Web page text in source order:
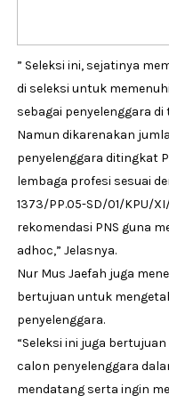
” Seleksi ini, sejatinya
di seleksi untuk
sebagai penyelenggara di
Namun dikarenakan
penyelenggara ditingkat
lembaga profesi sesuai
1373/PP.05-SD/01/KPU/
rekomendasi PNS guna
adhoc,” Jelasnya.
Nur Mus Jaefah juga
bertujuan untuk
penyelenggara.
“Seleksi ini juga
calon penyelenggara
mendatang serta ingin